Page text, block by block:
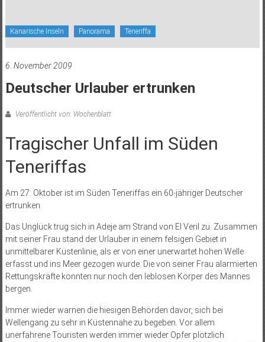
Kanarische Inseln Panorama Teneriffa
6. November 2009
Deutscher Urlauber ertrunken
Veröffentlicht von: Wochenblatt
Tragischer Unfall im Süden
Teneriffas
Am 27. Oktober ist im Süden Teneriffas ein 60-jähriger Deutscher
ertrunken.
Das Unglück trug sich in Adeje am Strand von El Veril zu. Zusammen
mit seiner Frau stand der Urlauber in einem felsigen Gebiet in
unmittelbarer Küstenlinie, als er von einer unerwartet hohen Welle
erfasst und ins Meer gezogen wurde. Die von seiner Frau alarmierten
Rettungskräfte konnten nur noch den leblosen Körper des Mannes
bergen.
Immer wieder warnen die hiesigen Behörden davor, sich bei
Wellengang zu sehr in Küs­tennähe zu begeben. Vor allem
unerfahrene Touristen werden immer wieder Opfer plötzlich